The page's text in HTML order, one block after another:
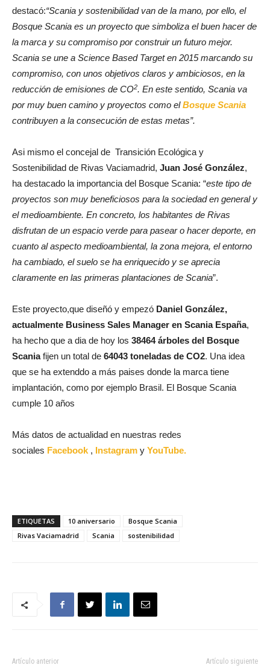
destacó:“Scania y sostenibilidad van de la mano, por ello, el
Bosque Scania es un proyecto que simboliza el buen hacer de
la marca y su compromiso por construir un futuro mejor.
Scania se une a Science Based Target en 2015 marcando su
compromiso, con unos objetivos claros y ambiciosos, en la
reducción de emisiones de CO2. En este sentido, Scania va
por muy buen camino y proyectos como elBosque Scania
contribuyen a la consecución de estas metas”.
Asi mismo el concejal de Transición Ecológica y
Sostenibilidad de Rivas Vaciamadrid, Juan José González,
ha destacado la importancia del Bosque Scania: “este tipo de
proyectos son muy beneficiosos para la sociedad en general y
el medioambiente. En concreto, los habitantes de Rivas
disfrutan de un espacio verde para pasear o hacer deporte, en
cuanto al aspecto medioambiental, la zona mejora, el entorno
ha cambiado, el suelo se ha enriquecido y se aprecia
claramente en las primeras plantaciones de Scania”.
Este proyecto,que diseñó y empezó Daniel González,
actualmente Business Sales Manager en Scania España,
ha hecho que a dia de hoy los 38464 árboles del Bosque
Scaniafijen un total de 64043 toneladas de CO2. Una idea
que se ha extenddo a más paises donde la marca tiene
implantación, como por ejemplo Brasil. El Bosque Scania
cumple 10 años
Más datos de actualidad en nuestras redes
sociales Facebook , Instagram y YouTube.
ETIQUETAS 10 aniversario
Bosque Scania
Rivas Vaciamadrid
Scania sostenibilidad
Artículo anterior Artículo siguiente